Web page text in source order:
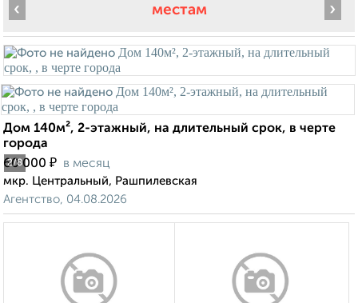
местам
2/8
‹ ›
Дом 140м², 2-этажный, на длительный срок, в черте
города
60 000 ₽ в месяц
мкр. Центральный, Рашпилевская
Агентство, 04.08.2026